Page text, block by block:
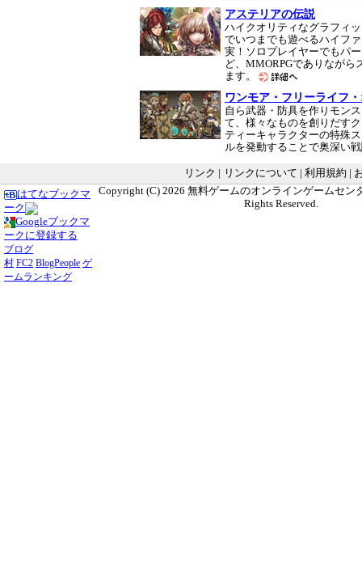
アステリアの伝説
ハイクオリティなグラフィ
でいつまでも遊べるハイフ
実！ソロプレイヤーでもパ
ど、MMORPGでありなが
ます。
ワンモア・フリーライフ
自ら武器・防具を作りモン
て、様々なものを創りだす
ティーキャラクターの特殊
ルを発動することで奥深い
リンク リンクについて 利用規約
はてなブックマ
ーク
Googleブックマ
ークに登録する
ブログ
村 FC2 BlogPeople ゲ
ームランキング
Copyright (C) 2026 無料ゲームのオンラインゲームセン
Rights Reserved.